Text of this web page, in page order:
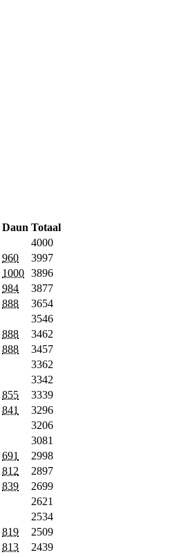
Daun Totaal
4000
960
3997
1000 3896
984
3877
888
3654
3546
888
3462
888
3457
3362
3342
855
3339
841
3296
3206
3081
691
2998
812
2897
839
2699
2621
2534
819
2509
813
2439